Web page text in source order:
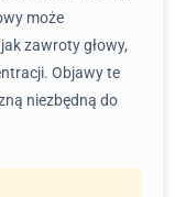
może
zawroty głowy,
Objawy te
niezbędną do